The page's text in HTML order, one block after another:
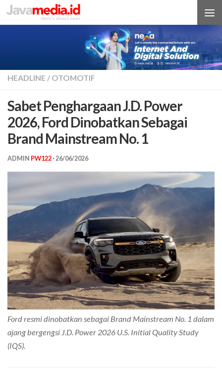
Skip to content
HEADLINE / OTOMOTIF
Sabet Penghargaan J.D. Power
2026, Ford Dinobatkan Sebagai
Brand Mainstream No. 1
ADMIN PW122· 26/06/2026
Ford resmi dinobatkan sebagai Brand Mainstream No. 1 dalam
ajang bergengsi J.D. Power 2026 U.S. Initial Quality Study
(IQS).